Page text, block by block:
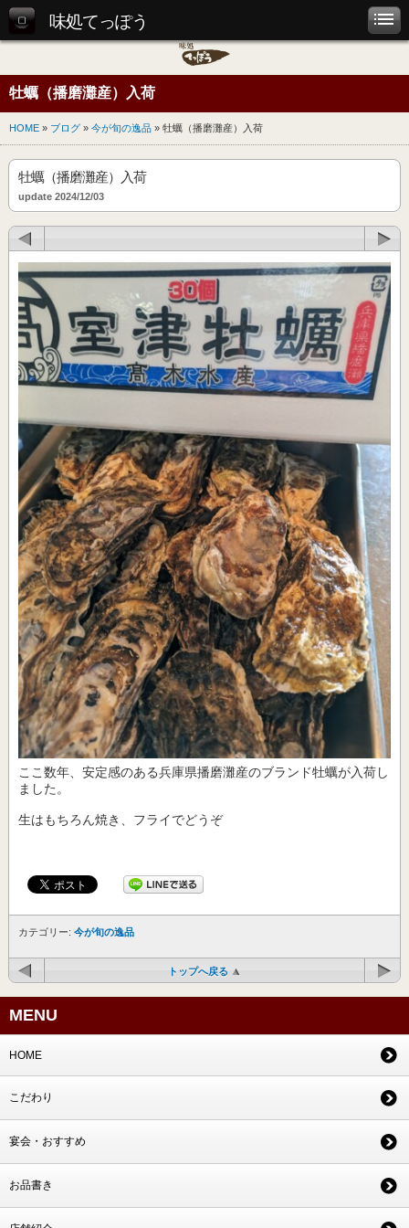
味処てっぽう
牡蠣（播磨灘産）入荷
HOME » ブログ » 今が旬の逸品 » 牡蠣（播磨灘産）入荷
牡蠣（播磨灘産）入荷
update 2024/12/03
ここ数年、安定感のある兵庫県播磨灘産のブランド牡蠣が入荷し
ました。
生はもちろん焼き、フライでどうぞ
カテゴリー: 今が旬の逸品
トップへ戻る
MENU
HOME
こだわり
宴会・おすすめ
お品書き